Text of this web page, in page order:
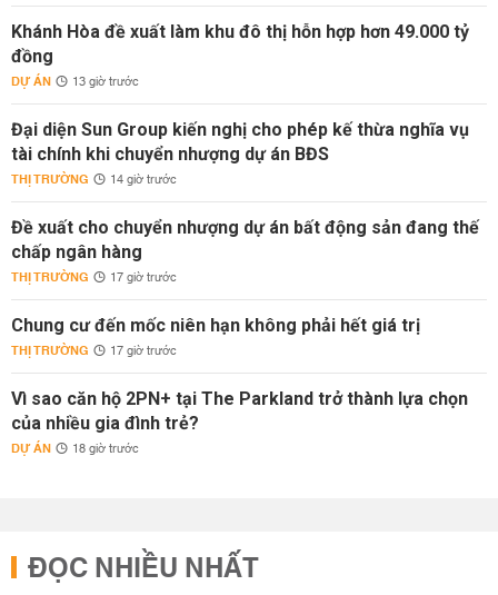
Khánh Hòa đề xuất làm khu đô thị hỗn hợp hơn 49.000 tỷ
đồng
DỰ ÁN 13 giờ trước
Đại diện Sun Group kiến nghị cho phép kế thừa nghĩa vụ
tài chính khi chuyển nhượng dự án BĐS
THỊ TRƯỜNG 14 giờ trước
Đề xuất cho chuyển nhượng dự án bất động sản đang thế
chấp ngân hàng
THỊ TRƯỜNG 17 giờ trước
Chung cư đến mốc niên hạn không phải hết giá trị
THỊ TRƯỜNG 17 giờ trước
Vì sao căn hộ 2PN+ tại The Parkland trở thành lựa chọn
của nhiều gia đình trẻ?
DỰ ÁN 18 giờ trước
ĐỌC NHIỀU NHẤT